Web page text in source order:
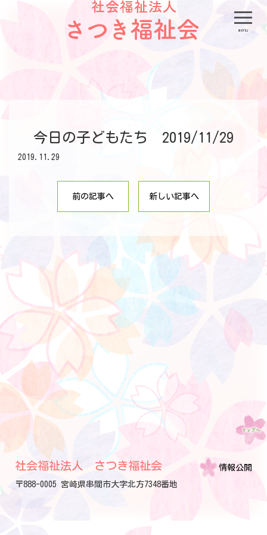
menu
今日の子どもたち 2019/11/29
2019.11.29
前の記事へ 新しい記事へ
社会福祉法人 さつき福祉会
〒888-0005 宮崎県串間市大字北方7348番地
情報公開